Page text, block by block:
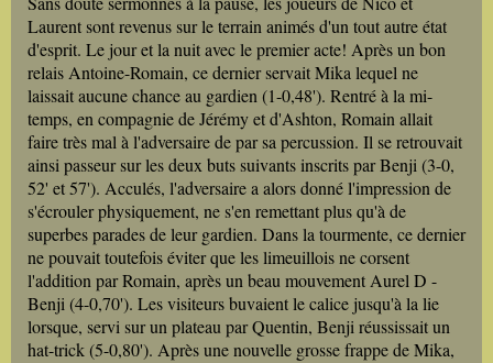
Laurent sont revenus sur le terrain animés d'un tout autre état
d'esprit. Le jour et la nuit avec le premier acte! Après un bon
relais Antoine-Romain, ce dernier servait Mika lequel ne
laissait aucune chance au gardien (1-0,48'). Rentré à la mi-
temps, en compagnie de Jérémy et d'Ashton, Romain allait
faire très mal à l'adversaire de par sa percussion. Il se retrouvait
ainsi passeur sur les deux buts suivants inscrits par Benji (3-0,
52' et 57'). Acculés, l'adversaire a alors donné l'impression de
s'écrouler physiquement, ne s'en remettant plus qu'à de
superbes parades de leur gardien. Dans la tourmente, ce dernier
ne pouvait toutefois éviter que les limeuillois ne corsent
l'addition par Romain, après un beau mouvement Aurel D -
Benji (4-0,70'). Les visiteurs buvaient le calice jusqu'à la lie
lorsque, servi sur un plateau par Quentin, Benji réussissait un
hat-trick (5-0,80'). Après une nouvelle grosse frappe de Mika,